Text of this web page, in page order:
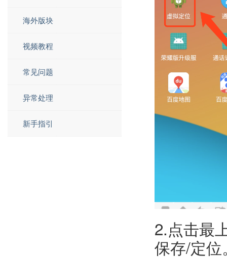
海外版块
视频教程
常见问题
异常处理
新手指引
2.点击最
保存/定位